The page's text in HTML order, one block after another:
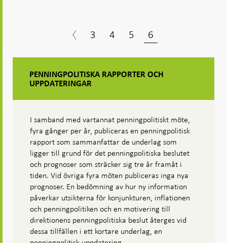
3 4 5 6
PENNINGPOLITISKA RAPPORTER OCH
UPPDATERINGAR
I samband med vartannat penningpolitiskt möte,
fyra gånger per år, publiceras en penningpolitisk
rapport som samman­fattar de underlag som
ligger till grund för det penningpolitiska beslutet
och prognoser som sträcker sig tre år framåt i
tiden. Vid övriga fyra möten publiceras inga nya
prognoser. En bedömning av hur ny information
påverkar utsikterna för konjunkturen, inflationen
och penningpolitiken och en motivering till
direktionens penningpolitiska beslut återges vid
dessa tillfällen i ett kortare underlag, en